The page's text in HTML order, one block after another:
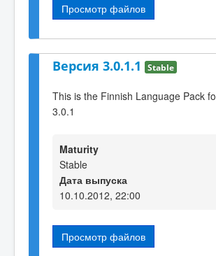
Просмотр файлов
Версия 3.0.1.1 Stable
This is the Finnish Language Pack
3.0.1
Maturity
Stable
Дата выпуска
10.10.2012, 22:00
Просмотр файлов